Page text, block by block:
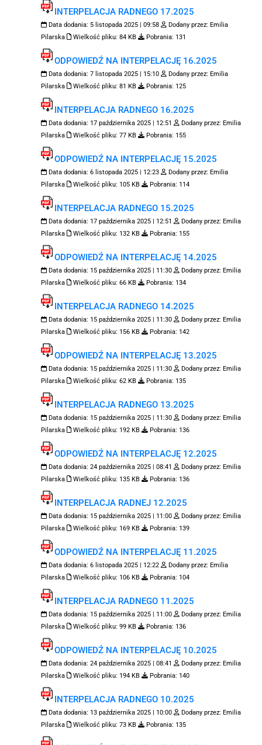
INTERPELACJA RADNEGO 17.2025
Data dodania: 5 listopada 2025 | 09:58 Dodany przez: Emilia
Pilarska
Wielkość pliku: 84 KB Pobrania: 131
ODPOWIEDŹ NA INTERPELACJĘ 16.2025
Data dodania: 7 listopada 2025 | 15:10 Dodany przez: Emilia
Pilarska
Wielkość pliku: 81 KB Pobrania: 125
INTERPELACJA RADNEGO 16.2025
Data dodania: 17 października 2025 | 12:51 Dodany przez: Emilia
Pilarska
Wielkość pliku: 77 KB Pobrania: 155
ODPOWIEDŹ NA INTERPELACJĘ 15.2025
Data dodania: 6 listopada 2025 | 12:23 Dodany przez: Emilia
Pilarska
Wielkość pliku: 105 KB Pobrania: 114
INTERPELACJA RADNEGO 15.2025
Data dodania: 17 października 2025 | 12:51 Dodany przez: Emilia
Pilarska
Wielkość pliku: 132 KB Pobrania: 155
ODPOWIEDŹ NA INTERPELACJĘ 14.2025
Data dodania: 15 października 2025 | 11:30 Dodany przez: Emilia
Pilarska
Wielkość pliku: 66 KB Pobrania: 134
INTERPELACJA RADNEGO 14.2025
Data dodania: 15 października 2025 | 11:30 Dodany przez: Emilia
Pilarska
Wielkość pliku: 156 KB Pobrania: 142
ODPOWIEDŹ NA INTERPELACJĘ 13.2025
Data dodania: 15 października 2025 | 11:30 Dodany przez: Emilia
Pilarska
Wielkość pliku: 62 KB Pobrania: 135
INTERPELACJA RADNEGO 13.2025
Data dodania: 15 października 2025 | 11:30 Dodany przez: Emilia
Pilarska
Wielkość pliku: 192 KB Pobrania: 136
ODPOWIEDŹ NA INTERPELACJĘ 12.2025
Data dodania: 24 października 2025 | 08:41 Dodany przez: Emilia
Pilarska
Wielkość pliku: 135 KB Pobrania: 136
INTERPELACJA RADNEJ 12.2025
Data dodania: 15 października 2025 | 11:00 Dodany przez: Emilia
Pilarska
Wielkość pliku: 169 KB Pobrania: 139
ODPOWIEDŹ NA INTERPELACJĘ 11.2025
Data dodania: 6 listopada 2025 | 12:22 Dodany przez: Emilia
Pilarska
Wielkość pliku: 106 KB Pobrania: 104
INTERPELACJA RADNEGO 11.2025
Data dodania: 15 października 2025 | 11:00 Dodany przez: Emilia
Pilarska
Wielkość pliku: 99 KB Pobrania: 136
ODPOWIEDŹ NA INTERPELACJĘ 10.2025
Data dodania: 24 października 2025 | 08:41 Dodany przez: Emilia
Pilarska
Wielkość pliku: 194 KB Pobrania: 140
INTERPELACJA RADNEGO 10.2025
Data dodania: 13 października 2025 | 10:00 Dodany przez: Emilia
Pilarska
Wielkość pliku: 73 KB Pobrania: 135